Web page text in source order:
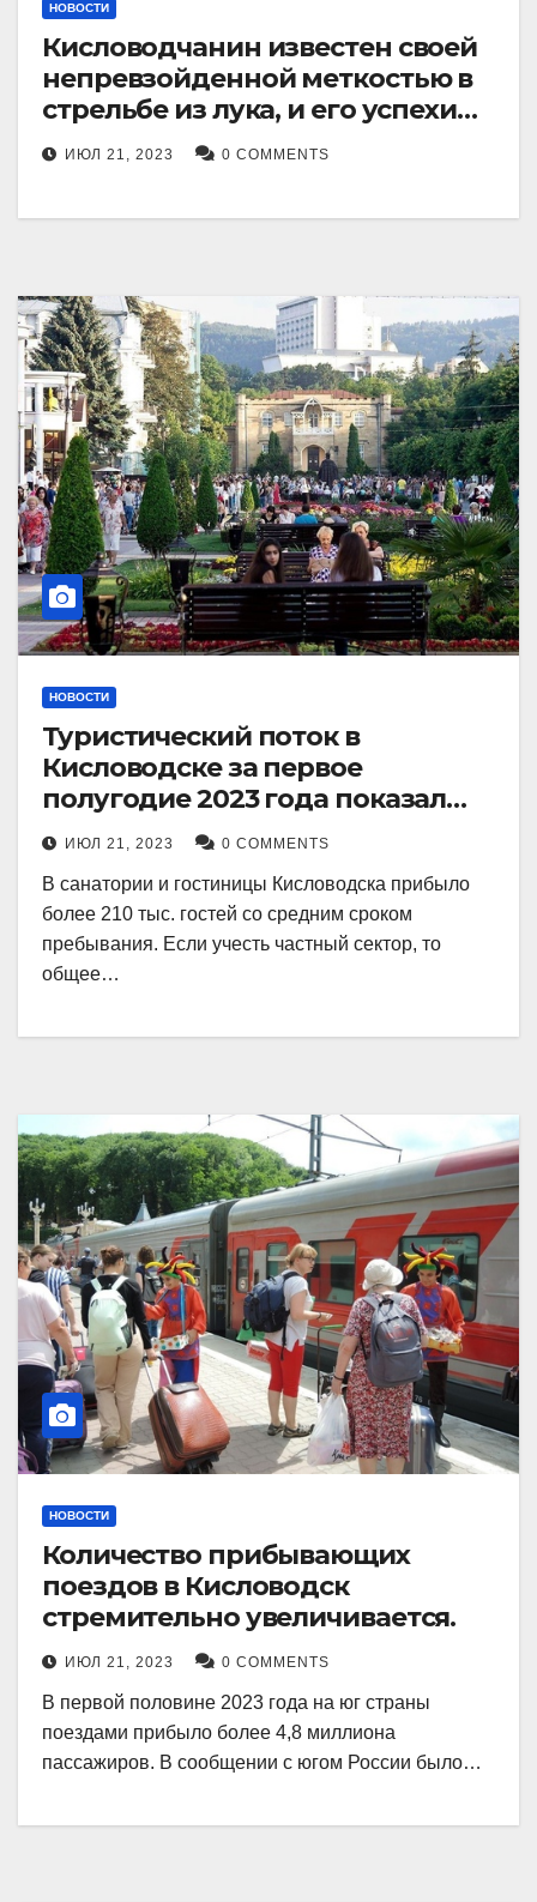
НОВОСТИ
Кисловодчанин известен своей
непревзойденной меткостью в
стрельбе из лука, и его успехи
прославили его в
Ставропольском крае.
ИЮЛ 21, 2023 0 COMMENTS
НОВОСТИ
Туристический поток в
Кисловодске за первое
полугодие 2023 года показал
рекордный рост в 21 процент.
ИЮЛ 21, 2023 0 COMMENTS
В санатории и гостиницы Кисловодска прибыло
более 210 тыс. гостей со средним сроком
пребывания. Если учесть частный сектор, то
общее…
НОВОСТИ
Количество прибывающих
поездов в Кисловодск
стремительно увеличивается.
ИЮЛ 21, 2023 0 COMMENTS
В первой половине 2023 года на юг страны
поездами прибыло более 4,8 миллиона
пассажиров. В сообщении с югом России было…